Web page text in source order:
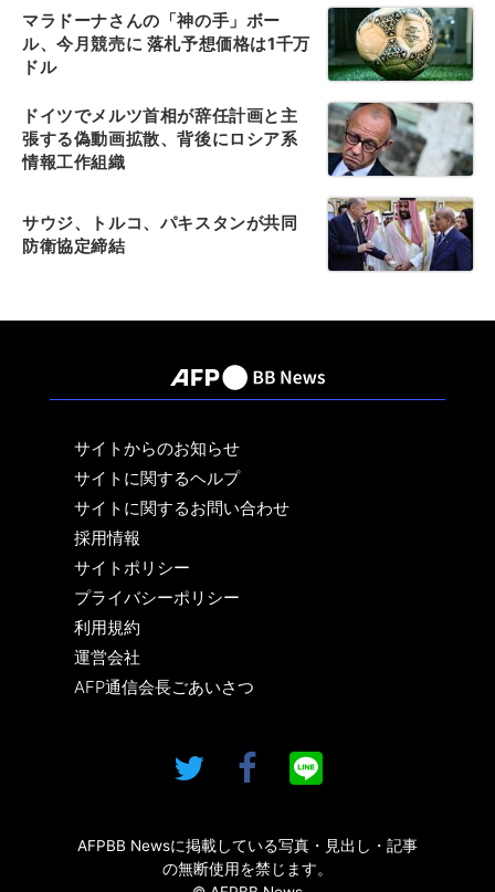
マラドーナさんの「神の手」ボー
ル、今月競売に 落札予想価格は1千万
ドル
ドイツでメルツ首相が辞任計画と主
張する偽動画拡散、背後にロシア系
情報工作組織
サウジ、トルコ、パキスタンが共同
防衛協定締結
サイトからのお知らせ
サイトに関するヘルプ
サイトに関するお問い合わせ
採用情報
サイトポリシー
プライバシーポリシー
利用規約
運営会社
AFP通信会長ごあいさつ
AFPBB Newsに掲載している写真・見出し・記事
の無断使用を禁じます。